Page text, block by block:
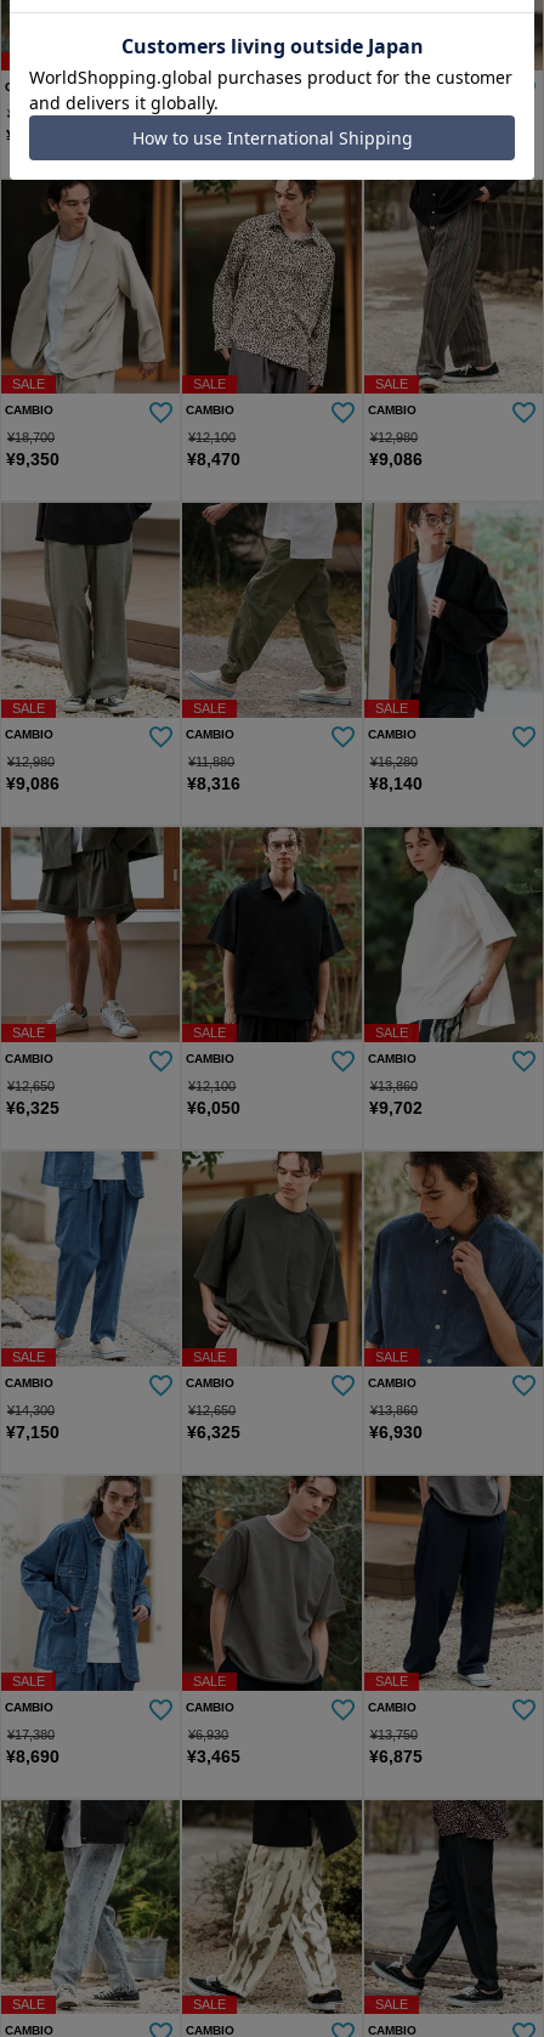
CAMBIO
¥ 12,320
¥
CAMBIO
¥12,760
¥8,932
SALE
CAMBIO
¥13,860
¥6,930
SALE
CAMBIO
¥18,700
¥9,350
SALE
CAMBIO
¥12,100
¥8,470
SALE
CAMBIO
¥12,980
¥9,086
SALE
CAMBIO
¥12,980
¥9,086
SALE
CAMBIO
¥11,880
¥8,316
SALE
CAMBIO
¥16,280
¥8,140
SALE
CAMBIO
¥12,650
¥6,325
SALE
CAMBIO
¥12,100
¥6,050
SALE
CAMBIO
¥13,860
¥9,702
SALE
CAMBIO
¥14,300
¥7,150
SALE
CAMBIO
¥12,650
¥6,325
SALE
CAMBIO
¥13,860
¥6,930
SALE
CAMBIO
¥17,380
¥8,690
SALE
CAMBIO
¥6,930
¥3,465
SALE
CAMBIO
¥13,750
¥6,875
SALE
CAMBIO
SALE
CAMBIO
SALE
CAMBIO